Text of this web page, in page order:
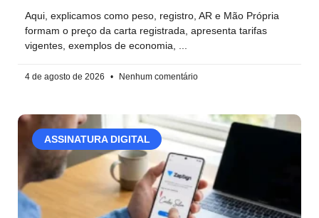
Aqui, explicamos como peso, registro, AR e Mão Própria
formam o preço da carta registrada, apresenta tarifas
vigentes, exemplos de economia,
4 de agosto de 2026 Nenhum comentário
ASSINATURA DIGITAL